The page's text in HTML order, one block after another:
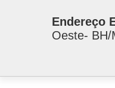
Endereço
Oeste-